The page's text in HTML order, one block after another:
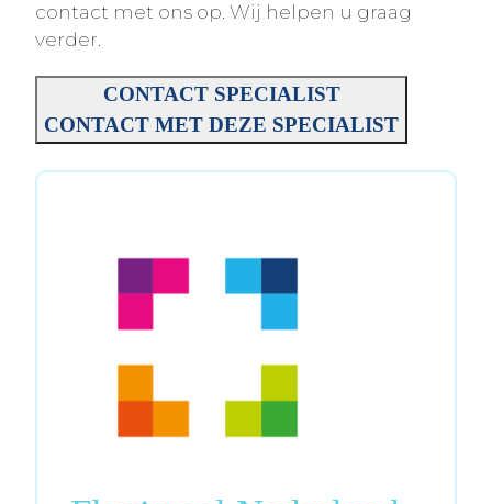
contact met ons op. Wij helpen u graag
verder.
CONTACT SPECIALIST
CONTACT MET DEZE SPECIALIST